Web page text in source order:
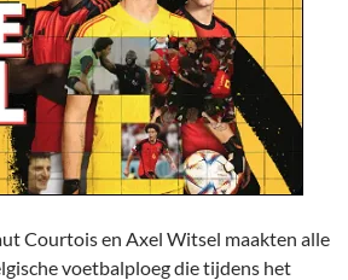
Courtois en Axel Witsel maakten alle
voetbalploeg die tijdens het